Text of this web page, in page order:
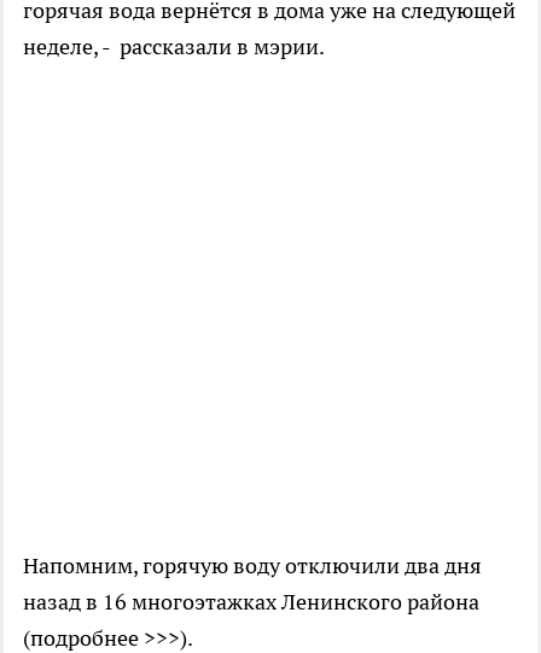
горячая вода вернётся в дома уже на следующей
неделе, - рассказали в мэрии.
Напомним, горячую воду отключили два дня
назад в 16 многоэтажках Ленинского района
(подробнее >>>).